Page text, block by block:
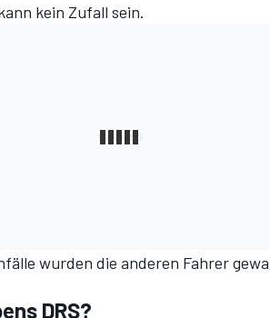
kein Zufall sein.
wurden die anderen Fahrer
DRS?